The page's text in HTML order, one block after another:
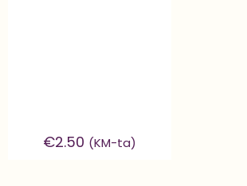
€2.50 (KM-ta)